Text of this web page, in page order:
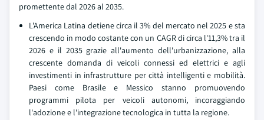
promettente dal 2026 al 2035.
L'America Latina detiene circa il 3% del mercato nel 2025 e sta
crescendo in modo costante con un CAGR di circa l'11,3% tra il
2026 e il 2035 grazie all'aumento dell'urbanizzazione, alla
crescente domanda di veicoli connessi ed elettrici e agli
investimenti in infrastrutture per città intelligenti e mobilità.
Paesi come Brasile e Messico stanno promuovendo
programmi pilota per veicoli autonomi, incoraggiando
l'adozione e l'integrazione tecnologica in tutta la regione.